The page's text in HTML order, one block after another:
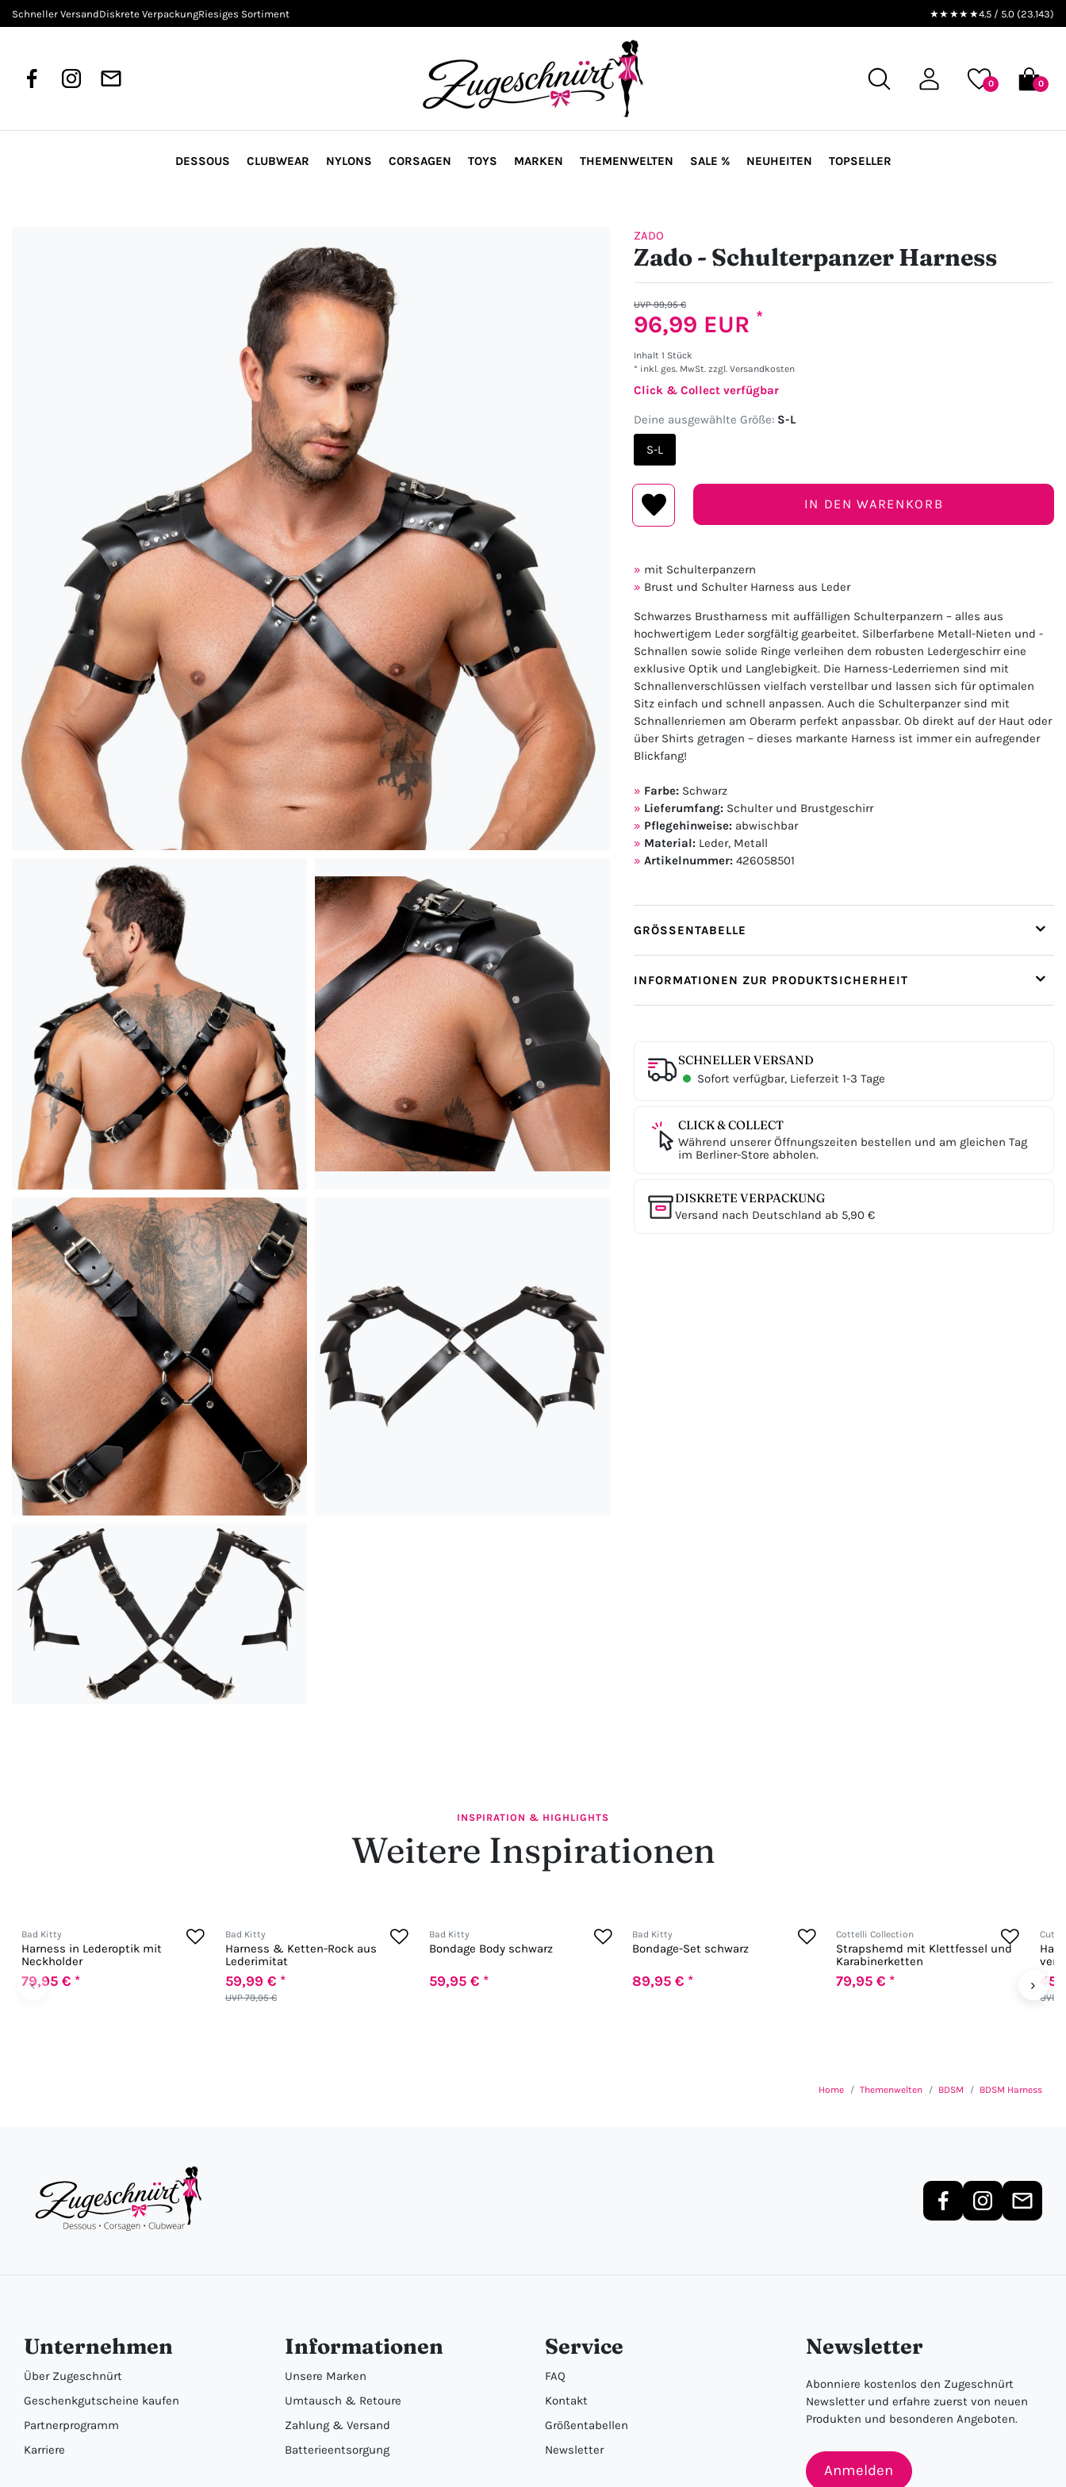
Schneller VersandDiskrete VerpackungRiesiges Sortiment ★★★★★4.5 / 5.0 (23.143)
0 0
DESSOUS CLUBWEAR NYLONS CORSAGEN TOYS MARKEN THEMENWELTEN SALE % NEUHEITEN TOPSELLER
ZADO
Zado - Schulterpanzer Harness
UVP 99,95 €
96,99 EUR *
Inhalt 1 Stück
* inkl. ges. MwSt. zzgl. Versandkosten
Click & Collect verfügbar
Deine ausgewählte Größe: S-L
S-L
IN DEN WARENKORB
mit Schulterpanzern
Brust und Schulter Harness aus Leder
Schwarzes Brustharness mit auffälligen Schulterpanzern – alles aus
hochwertigem Leder sorgfältig gearbeitet. Silberfarbene Metall-Nieten und -
Schnallen sowie solide Ringe verleihen dem robusten Ledergeschirr eine
exklusive Optik und Langlebigkeit. Die Harness-Lederriemen sind mit
Schnallenverschlüssen vielfach verstellbar und lassen sich für optimalen
Sitz einfach und schnell anpassen. Auch die Schulterpanzer sind mit
Schnallenriemen am Oberarm perfekt anpassbar. Ob direkt auf der Haut oder
über Shirts getragen – dieses markante Harness ist immer ein aufregender
Blickfang!
Farbe: Schwarz
Lieferumfang: Schulter und Brustgeschirr
Pflegehinweise: abwischbar
Material: Leder, Metall
Artikelnummer: 426058501
GRÖSSENTABELLE
INFORMATIONEN ZUR PRODUKTSICHERHEIT
SCHNELLER VERSAND
Sofort verfügbar, Lieferzeit 1-3 Tage
CLICK & COLLECT
Während unserer Öffnungszeiten bestellen und am gleichen Tag
im Berliner-Store abholen.
DISKRETE VERPACKUNG
Versand nach Deutschland ab 5,90 €
INSPIRATION & HIGHLIGHTS
Weitere Inspirationen
‹
Bad Kitty
Harness in Lederoptik mit
Neckholder
79,95 € *
Bad Kitty
Harness & Ketten-Rock aus
Lederimitat
UVP 79,95 €
59,99 € *
Bad Kitty
Bondage Body schwarz
59,95 € *
Bad Kitty
Bondage-Set schwarz
89,95 € *
Cottelli Collection
Strapshemd mit Klettfessel und
Karabinerketten
79,95 € *
UVP
›
Home Themenwelten BDSM BDSM Harness
Unternehmen
Über Zugeschnürt
Geschenkgutscheine kaufen
Partnerprogramm
Karriere
Informationen
Unsere Marken
Umtausch & Retoure
Zahlung & Versand
Batterieentsorgung
Service
FAQ
Kontakt
Größentabellen
Newsletter
Newsletter
Abonniere kostenlos den Zugeschnürt
Newsletter und erfahre zuerst von neuen
Produkten und besonderen Angeboten.
Anmelden